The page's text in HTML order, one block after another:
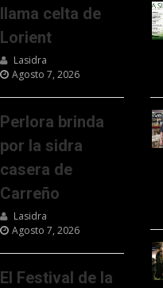
llama celta de
Lorient
Lasidra
Agosto 7, 2026
Perlora brinda
por la sidra
casera de
Carreño
Lasidra
Agosto 7, 2026
El Festival de la